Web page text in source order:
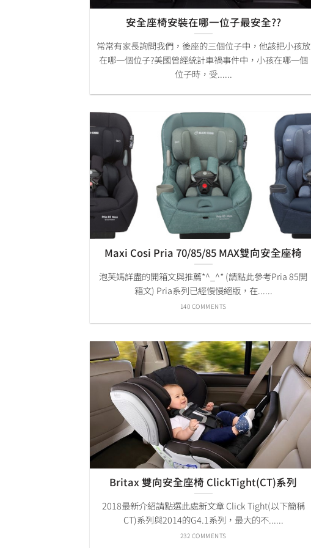
安全座椅安裝在哪一位子最安全??
常常有家長詢問我們，後座的三個位子中，他該把小孩放
在哪一個位子?美國曾經統計車禍事件中，小孩在哪一個
位子時，受......
Maxi Cosi Pria 70/85/85 MAX雙向安全座椅
泡芙媽詳盡的開箱文與推薦*^_^* (請點此參考Pria 85開
箱文) Pria系列已經慢慢絕版，在......
140 COMMENTS
Britax 雙向安全座椅 ClickTight(CT)系列
2018最新介紹請點選此處新文章 Click Tight(以下簡稱
CT)系列與2014的G4.1系列，最大的不......
232 COMMENTS